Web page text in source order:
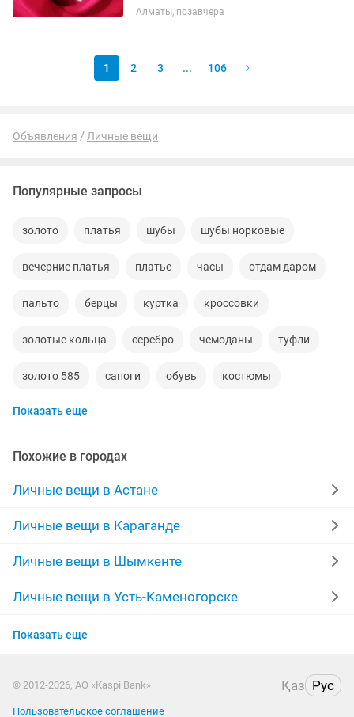
хомут воротник с декором золотой
Алматы, позавчера
1 2 3 ... 106
Объявления Личные вещи
Популярные запросы
золото платья шубы шубы норковые
вечерние платья платье часы отдам даром
пальто берцы куртка кроссовки
золотые кольца серебро чемоданы туфли
золото 585 сапоги обувь костюмы
кольца норковые шубы новые
дубленки инвалидные коляски
дубленки мужские кожаные куртки
джинсы куртки мужские
Показать еще
Похожие в городах
Личные вещи в Астане
Личные вещи в Караганде
Личные вещи в Шымкенте
Личные вещи в Усть-Каменогорске
Личные вещи в Актобе
Личные вещи в Павлодаре
Показать еще
© 2012-2026, АО «Kaspi Bank» Қаз Рус
Пользовательское соглашение